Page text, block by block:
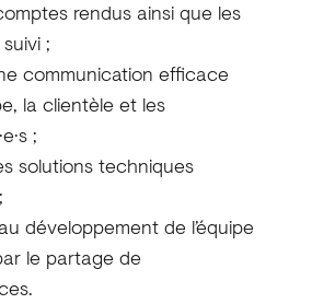
rendus ainsi que les
;
communication efficace
la clientèle et les
;
solutions techniques
développement de l’équipe
le partage de